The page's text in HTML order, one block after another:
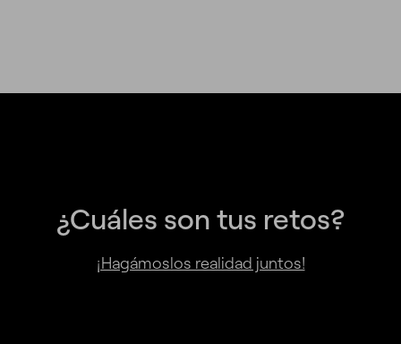
¿Cuáles son tus retos?
¡Hagámoslos realidad juntos!